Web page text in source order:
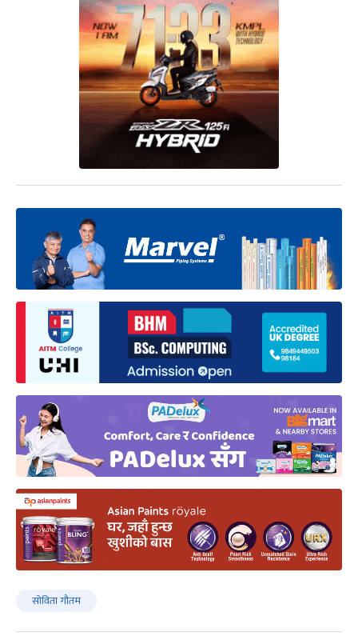
सोविता गौतम